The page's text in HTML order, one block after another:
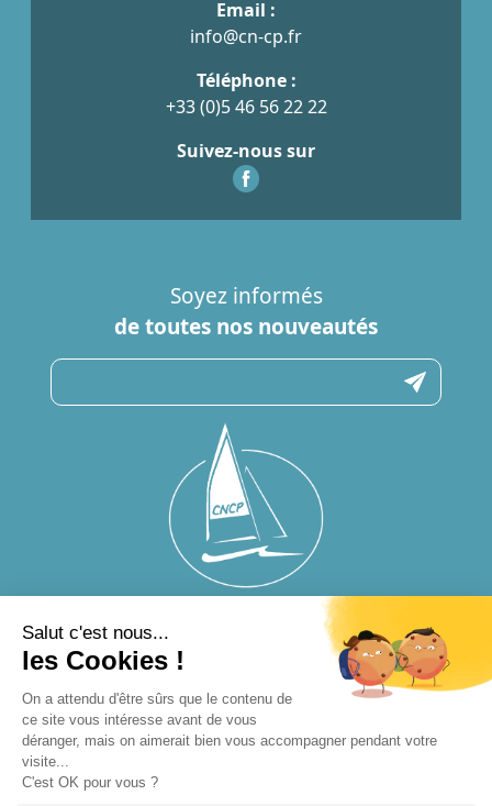
Email :
info@cn-cp.fr
Téléphone :
+33 (0)5 46 56 22 22
Suivez-nous sur
Soyez informés
de toutes nos nouveautés
N’hésitez pas à nous contacter
pour toute question
CONTACTEZ-NOUS